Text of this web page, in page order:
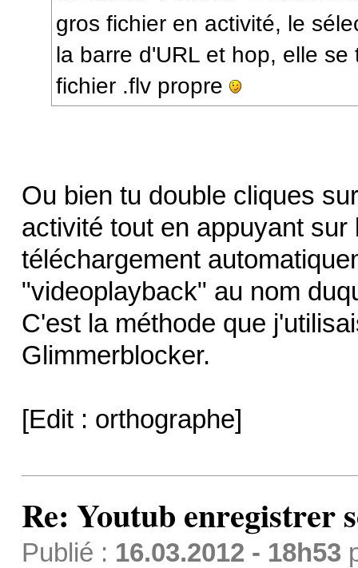
gros fichier en activité, le
la barre d'URL et hop, elle
fichier .flv propre
Ou bien tu double cliques
activité tout en appuyant
téléchargement
"videoplayback" au nom
C'est la méthode que
Glimmerblocker.
[Edit : orthographe]
Re: Youtub enregistrer
Publié : 16.03.2012 - 18h53